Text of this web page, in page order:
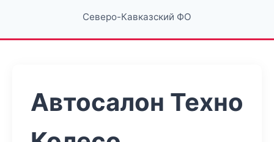
Северо-Кавказский ФО
Автосалон Техно